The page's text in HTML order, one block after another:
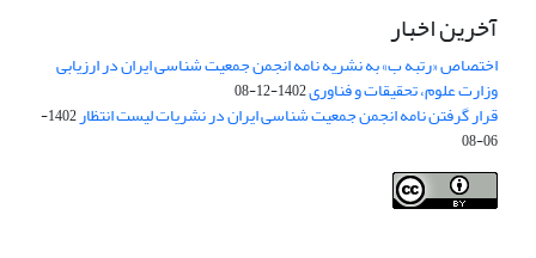
آخرین اخبار
اختصاص «رتبه ب» به نشریه نامه انجمن جمعیت شناسی ایران در ارزیابی
وزارت علوم، تحقیقات و فناوری1402-12-08
قرار گرفتن نامه انجمن جمعیت شناسی ایران در نشریات لیست انتظار
1402-
06-08